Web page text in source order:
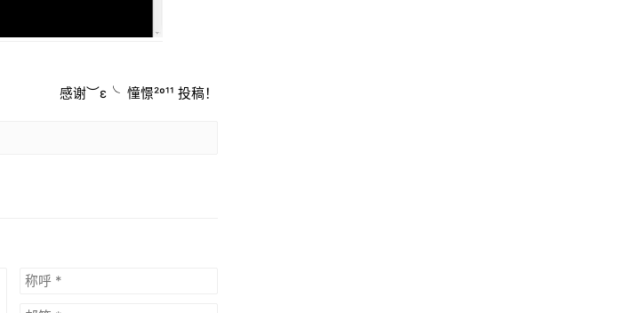
感谢︶ε╰ 憧憬²º¹¹ 投稿！